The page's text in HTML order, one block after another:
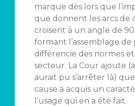
marque dès lors que
que donnent les arcs de
croisent à un angle de
formant l’assemblage de
différencie des normes
secteur. La Cour ajoute
aurait pu s’arrêter là)
cause a acquis un
l’usage qui en a été fait.